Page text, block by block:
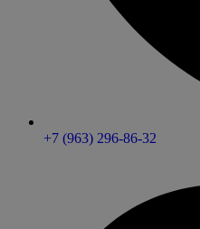
+7 (963) 296-86-32